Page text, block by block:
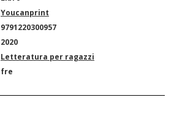
Youcanprint
9791220300957
2020
Letteratura per ragazzi
fre